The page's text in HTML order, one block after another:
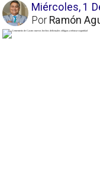
Miércoles, 1
Ramón
Por